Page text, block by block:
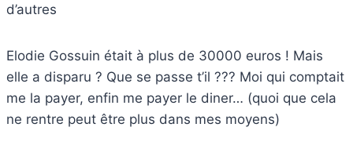
d’autres
Elodie Gossuin était à plus de 30000 euros ! Mais
elle a disparu ? Que se passe t’il ??? Moi qui comptait
me la payer, enfin me payer le diner… (quoi que cela
ne rentre peut être plus dans mes moyens)